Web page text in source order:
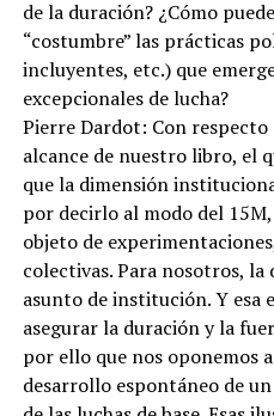
de la duración? ¿Cómo
“costumbre” las prácticas
incluyentes, etc.) que
excepcionales de lucha?
Pierre Dardot: Con
alcance de nuestro libro, el
que la dimensión
por decirlo al modo del
objeto de
colectivas. Para nosotros, la
asunto de institución. Y esa
asegurar la duración y la
por ello que nos oponemos
desarrollo espontáneo de